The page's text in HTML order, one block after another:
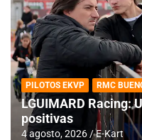
PILOTOS EKVP RMC
LGUIMARD Racing:
positivas
4 agosto, 2026 E-Kart